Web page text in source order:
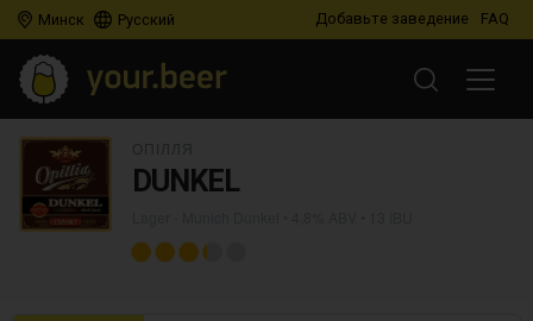
Минск Русский Добавьте заведение FAQ
DUNKEL